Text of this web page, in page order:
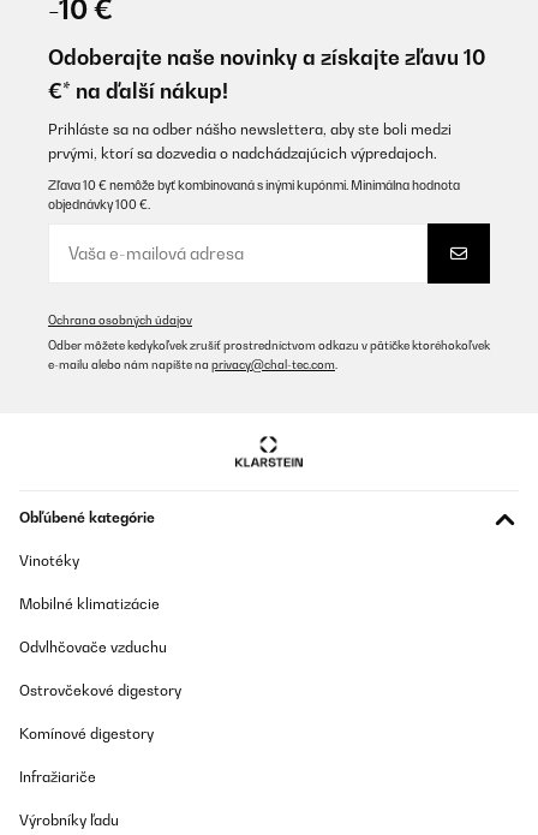
Amazon-Benutzer
OVERENÁ KONTROLA
Optik super. Preis ist auch in Ordnung.
offenen Wohnküche und merke schon das mich der laute Lüfter
Name Kühlschrank ist gegen dieses Gerät nicht hörbar. Also da
solltet ihr ordentlich nacharbeiten. Hab dieses Manko auch in
anderen Bewertungen im Netz gelesen und nicht geglaubt. Aber
_______________________________
===============================
Hallo Silvia,
Vielen Dank für Ihr ausführliches Feedback und dass Sie sich für
Design und Preis gefallen. Es tut uns jedoch sehr leid, dass das
Betriebsgeräusch nicht Ihren Erwartungen entsprochen hat.
Wir wissen, wie störend unerwünschte Geräusche sein können,
beschriebene Problem wurde bereits von einigen Kunden
Produktentwicklungsteam zusammen, um dieses Problem bei
zukünftigen Modellen zu beheben und zu verbessern.
Wenn Sie eine Rücksendung in Erwägung ziehen oder wir Sie
unseren Kundenservice. Wir helfen Ihnen gerne weiter.
-10 €
Odoberajte naše novinky a získajte zľavu 10
€* na ďalší nákup!
Prihláste sa na odber nášho newslettera, aby ste boli medzi
prvými, ktorí sa dozvedia o nadchádzajúcich výpredajoch.
Zľava 10 € nemôže byť kombinovaná s inými kupónmi. Minimálna hodnota
objednávky 100 €.
Ochrana osobných údajov
Odber môžete kedykoľvek zrušiť prostredníctvom odkazu v pätičke ktoréhokoľvek
e-mailu alebo nám napíšte na privacy@chal-tec.com
Obľúbené kategórie
Vinotéky
Mobilné klimatizácie
Odvlhčovače vzduchu
Ostrovčekové digestory
Komínové digestory
Infražiariče
Výrobníky ľadu